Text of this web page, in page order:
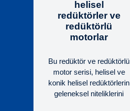
helisel
redüktörler ve
redüktörlü
motorlar
Bu redüktör ve redüktörlü
motor serisi, helisel ve
konik helisel redüktörlerin
geleneksel niteliklerini